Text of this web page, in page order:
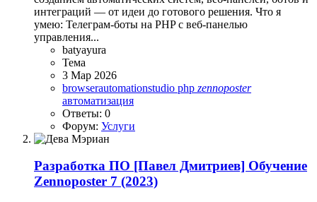
интеграций — от идеи до готового решения. Что я
умею: Телеграм-боты на PHP с веб-панелью
управления...
batyayura
Тема
3 Мар 2026
browserautomationstudio php zennoposter
автоматизация
Ответы: 0
Форум: Услуги
Разработка ПО [Павел Дмитриев] Обучение
Zennoposter 7 (2023)